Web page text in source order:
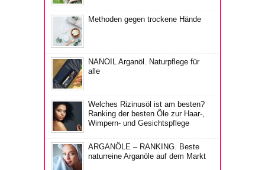
Methoden gegen trockene Hände
NANOIL Arganöl. Naturpflege für
alle
Welches Rizinusöl ist am besten?
Ranking der besten Öle zur Haar-,
Wimpern- und Gesichtspflege
ARGANÖLE – RANKING. Beste
naturreine Arganöle auf dem Markt